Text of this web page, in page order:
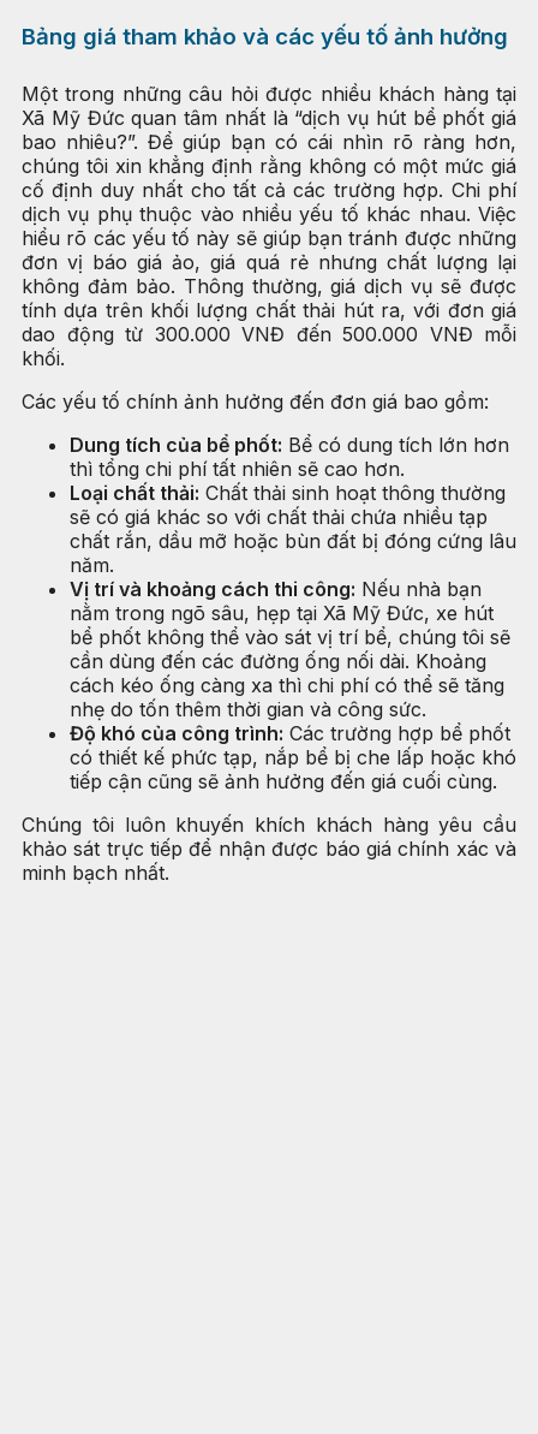
Bảng giá tham khảo và các yếu tố ảnh hưởng
Một trong những câu hỏi được nhiều khách hàng tại
Xã Mỹ Đức quan tâm nhất là “dịch vụ hút bể phốt giá
bao nhiêu?”. Để giúp bạn có cái nhìn rõ ràng hơn,
chúng tôi xin khẳng định rằng không có một mức giá
cố định duy nhất cho tất cả các trường hợp. Chi phí
dịch vụ phụ thuộc vào nhiều yếu tố khác nhau. Việc
hiểu rõ các yếu tố này sẽ giúp bạn tránh được những
đơn vị báo giá ảo, giá quá rẻ nhưng chất lượng lại
không đảm bảo. Thông thường, giá dịch vụ sẽ được
tính dựa trên khối lượng chất thải hút ra, với đơn giá
dao động từ 300.000 VNĐ đến 500.000 VNĐ mỗi
khối.
Các yếu tố chính ảnh hưởng đến đơn giá bao gồm:
Dung tích của bể phốt: Bể có dung tích lớn hơn
thì tổng chi phí tất nhiên sẽ cao hơn.
Loại chất thải: Chất thải sinh hoạt thông thường
sẽ có giá khác so với chất thải chứa nhiều tạp
chất rắn, dầu mỡ hoặc bùn đất bị đóng cứng lâu
năm.
Vị trí và khoảng cách thi công: Nếu nhà bạn
nằm trong ngõ sâu, hẹp tại Xã Mỹ Đức, xe hút
bể phốt không thể vào sát vị trí bể, chúng tôi sẽ
cần dùng đến các đường ống nối dài. Khoảng
cách kéo ống càng xa thì chi phí có thể sẽ tăng
nhẹ do tốn thêm thời gian và công sức.
Độ khó của công trình: Các trường hợp bể phốt
có thiết kế phức tạp, nắp bể bị che lấp hoặc khó
tiếp cận cũng sẽ ảnh hưởng đến giá cuối cùng.
Chúng tôi luôn khuyến khích khách hàng yêu cầu
khảo sát trực tiếp để nhận được báo giá chính xác và
minh bạch nhất.